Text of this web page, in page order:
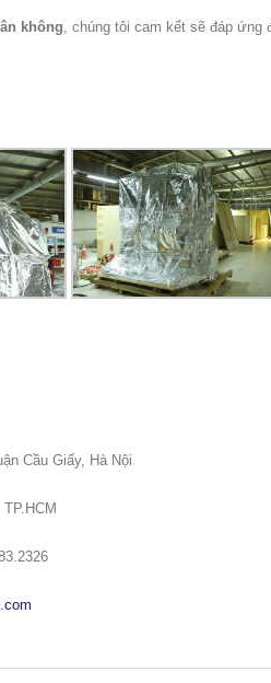
không, chúng tôi cam kết sẽ đáp
Cầu Giấy, Hà Nội